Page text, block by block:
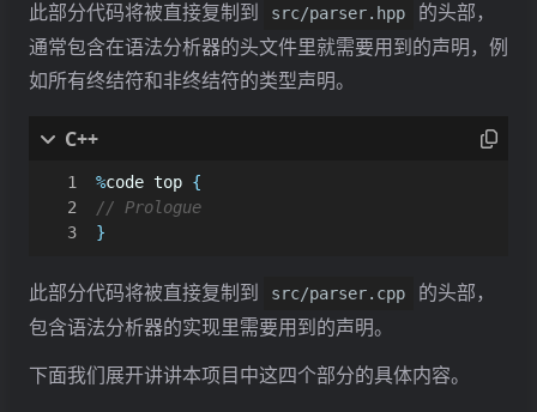
此部分代码将被直接复制到 src/parser.hpp
的头部，
通常包含在语法分析器的头文件里就需要用到的声明，例
如所有终结符和非终结符的类型声明。
%code top {
}
此部分代码将被直接复制到 src/parser.cpp
的头部，
包含语法分析器的实现里需要用到的声明。
下面我们展开讲讲本项目中这四个部分的具体内容。